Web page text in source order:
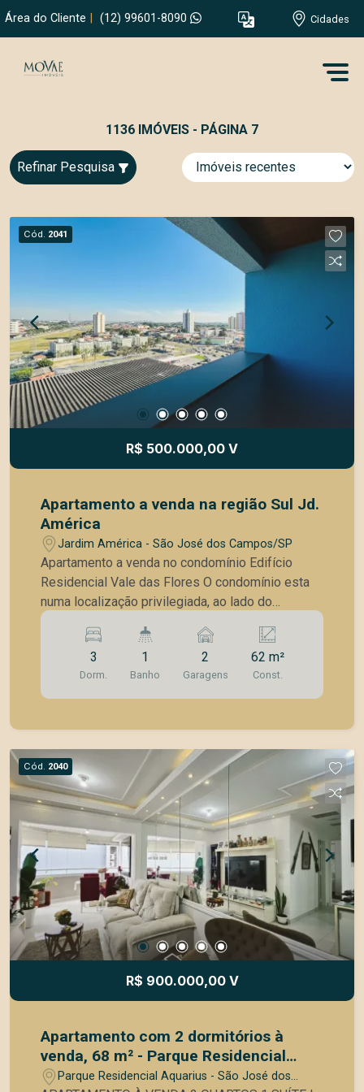
Área do Cliente (12) 99601-8090 Cidades
1136 IMÓVEIS - PÁGINA 7
Refinar Pesquisa
Cód. 2041
R$ 500.000,00 V
Apartamento a venda na região Sul Jd.
América
Jardim América - São José dos Campos/SP
Apartamento a venda no condomínio Edifício
Residencial Vale das Flores O condomínio esta
numa localização privilegiada, ao lado do
supermercado Coop, ao shopping Oriente,
escolas, farmacias e a principal via de acesso a
rodovia, presidente Dutra. 3 dormitórios com piso
laminado sala p 2 ambientes com sacada
banheiro social cozinha área de serviços 2 vagas
infantil espaço gourmet com churrasqueira
3
Dorm.
1
Banho
2
Garagens
62 m²
Const.
Cód. 2040
R$ 900.000,00 V
Apartamento com 2 dormitórios à
venda, 68 m² - Parque Residencial
Aquarius - São José dos Campos/SP
Parque Residencial Aquarius - São José dos